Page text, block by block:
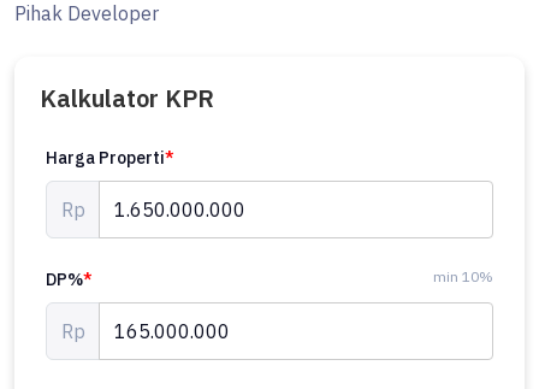
Pihak Developer
Kalkulator KPR
Harga Properti*
Rp
DP%* min 10%
Rp